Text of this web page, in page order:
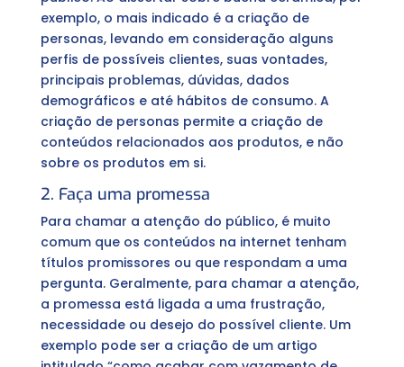
exemplo, o mais indicado é a criação de
personas, levando em consideração alguns
perfis de possíveis clientes, suas vontades,
principais problemas, dúvidas, dados
demográficos e até hábitos de consumo. A
criação de personas permite a criação de
conteúdos relacionados aos produtos, e não
sobre os produtos em si.
2. Faça uma promessa
Para chamar a atenção do público, é muito
comum que os conteúdos na internet tenham
títulos promissores ou que respondam a uma
pergunta. Geralmente, para chamar a atenção,
a promessa está ligada a uma frustração,
necessidade ou desejo do possível cliente. Um
exemplo pode ser a criação de um artigo